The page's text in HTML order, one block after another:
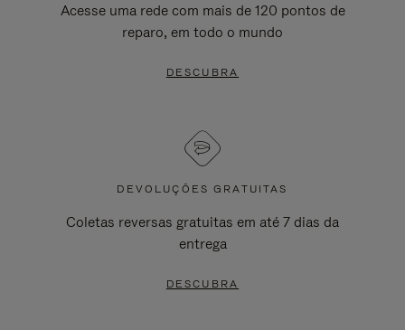
Acesse uma rede com mais de 120 pontos de
reparo, em todo o mundo
DESCUBRA
DEVOLUÇÕES GRATUITAS
Coletas reversas gratuitas em até 7 dias da
entrega
DESCUBRA